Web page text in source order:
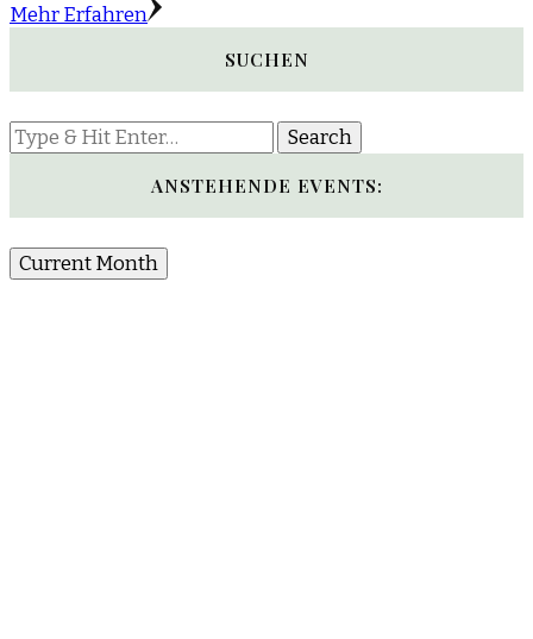
Mehr Erfahren
SUCHEN
Looking
for
ANSTEHENDE EVENTS:
Current Month